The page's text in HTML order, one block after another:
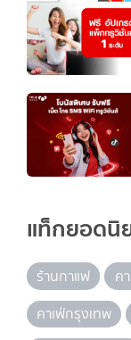
แท็กยอดนิ
ร้านกาแฟ ค
คาเฟ่กรุงเทพ